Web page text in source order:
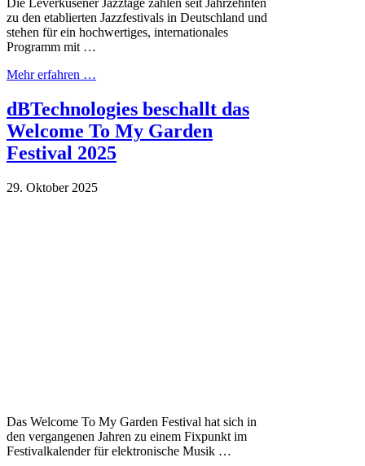
zu den etablierten Jazzfestivals in Deutschland und
stehen für ein hochwertiges, internationales
Programm mit …
Mehr erfahren …
dBTechnologies beschallt das
Welcome To My Garden
Festival 2025
29. Oktober 2025
Das Welcome To My Garden Festival hat sich in
den vergangenen Jahren zu einem Fixpunkt im
Festivalkalender für elektronische Musik …